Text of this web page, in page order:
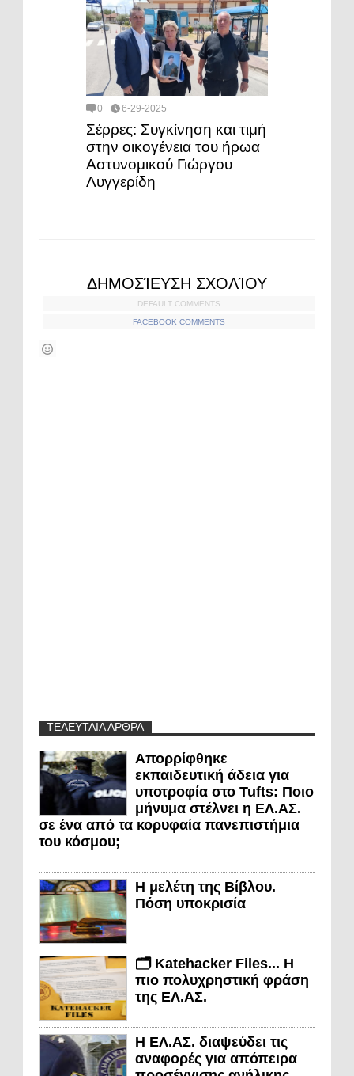
0 6-29-2025
Σέρρες: Συγκίνηση και τιμή
στην οικογένεια του ήρωα
Αστυνομικού Γιώργου
Λυγγερίδη
ΔΗΜΟΣΊΕΥΣΗ ΣΧΟΛΊΟΥ
DEFAULT COMMENTS
FACEBOOK COMMENTS
ΤΕΛΕΥΤΑΙΑ ΑΡΘΡΑ
Απορρίφθηκε
εκπαιδευτική άδεια για
υποτροφία στο Tufts: Ποιο
μήνυμα στέλνει η ΕΛ.ΑΣ.
σε ένα από τα κορυφαία πανεπιστήμια
του κόσμου;
Η μελέτη της Βίβλου.
Πόση υποκρισία
🗂️ Katehacker Files... Η
πιο πολυχρηστική φράση
της ΕΛ.ΑΣ.
Η ΕΛ.ΑΣ. διαψεύδει τις
αναφορές για απόπειρα